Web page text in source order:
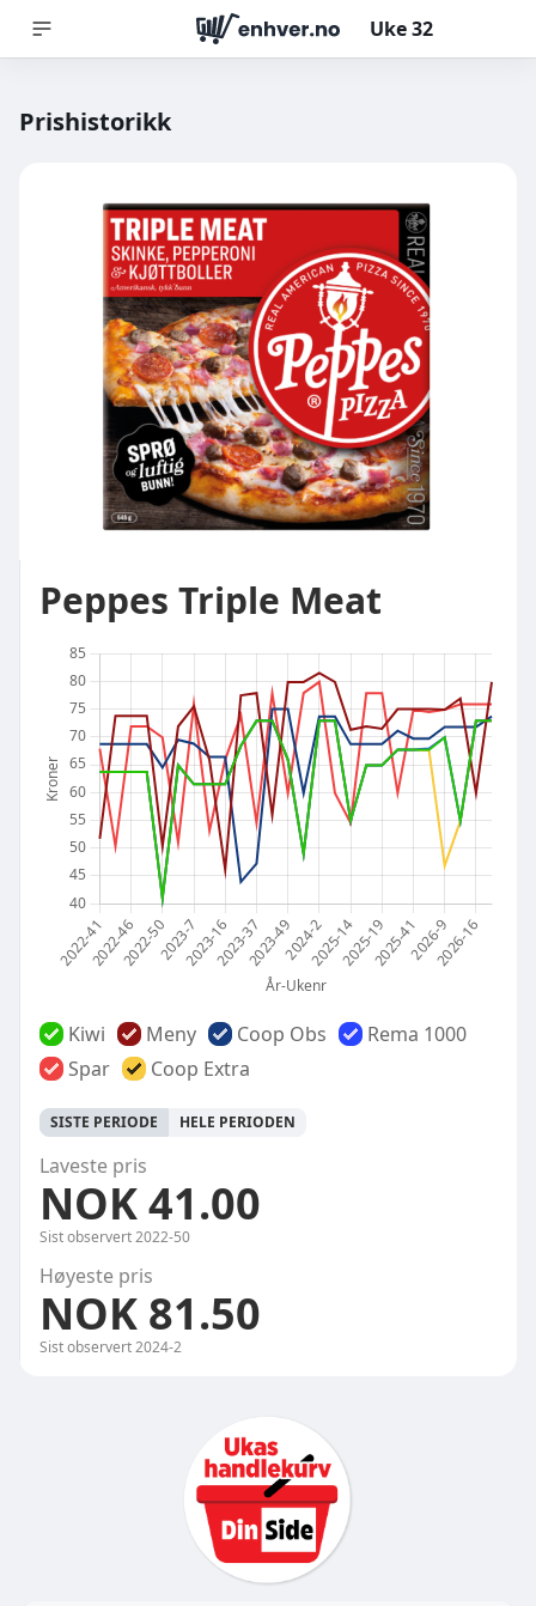
Uke32
Prishistorikk
Peppes Triple Meat
Kiwi Meny Coop Obs
Rema 1000
Spar
Coop Extra
SISTE PERIODE HELE PERIODEN
Laveste pris
NOK 41.00
Sist observert2022-50
Høyeste pris
NOK 81.50
Sist observert2024-2